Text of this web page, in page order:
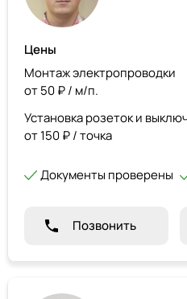
Цены
Монтаж электропроводки
от 50 ₽ / м/п.
Установка розеток и
от 150 ₽ / точка
Документы проверены
Позвонить